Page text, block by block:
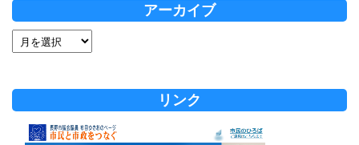
アーカイブ
リンク